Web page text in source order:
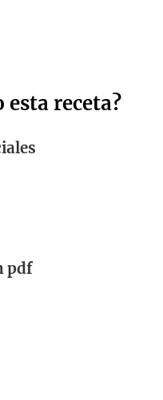
esta receta?
pdf